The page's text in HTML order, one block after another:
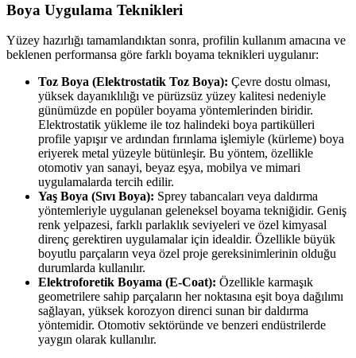
Boya Uygulama Teknikleri
Yüzey hazırlığı tamamlandıktan sonra, profilin kullanım amacına ve
beklenen performansa göre farklı boyama teknikleri uygulanır:
Toz Boya (Elektrostatik Toz Boya): Çevre dostu olması,
yüksek dayanıklılığı ve pürüzsüz yüzey kalitesi nedeniyle
günümüzde en popüler boyama yöntemlerinden biridir.
Elektrostatik yükleme ile toz halindeki boya partikülleri
profile yapışır ve ardından fırınlama işlemiyle (kürleme) boya
eriyerek metal yüzeyle bütünleşir. Bu yöntem, özellikle
otomotiv yan sanayi, beyaz eşya, mobilya ve mimari
uygulamalarda tercih edilir.
Yaş Boya (Sıvı Boya): Sprey tabancaları veya daldırma
yöntemleriyle uygulanan geleneksel boyama tekniğidir. Geniş
renk yelpazesi, farklı parlaklık seviyeleri ve özel kimyasal
direnç gerektiren uygulamalar için idealdir. Özellikle büyük
boyutlu parçaların veya özel proje gereksinimlerinin olduğu
durumlarda kullanılır.
Elektroforetik Boyama (E-Coat): Özellikle karmaşık
geometrilere sahip parçaların her noktasına eşit boya dağılımı
sağlayan, yüksek korozyon direnci sunan bir daldırma
yöntemidir. Otomotiv sektöründe ve benzeri endüstrilerde
yaygın olarak kullanılır.